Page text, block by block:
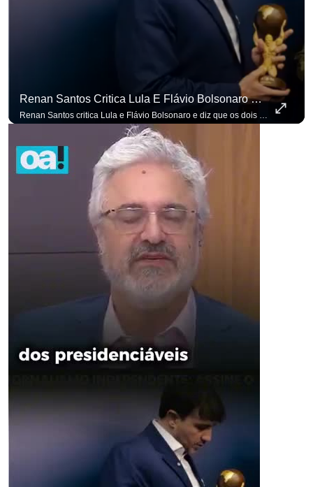
Renan Santos Critica Lula E Flávio Bolsonaro E Diz Que Os Dois São Lados Da Mesma Moeda.
Renan Santos critica Lula e Flávio Bolsonaro e diz que os dois são lados da mesma moeda. #OAntagonista Se você busca informação com credibilidade, inscreva-se agora e ative o